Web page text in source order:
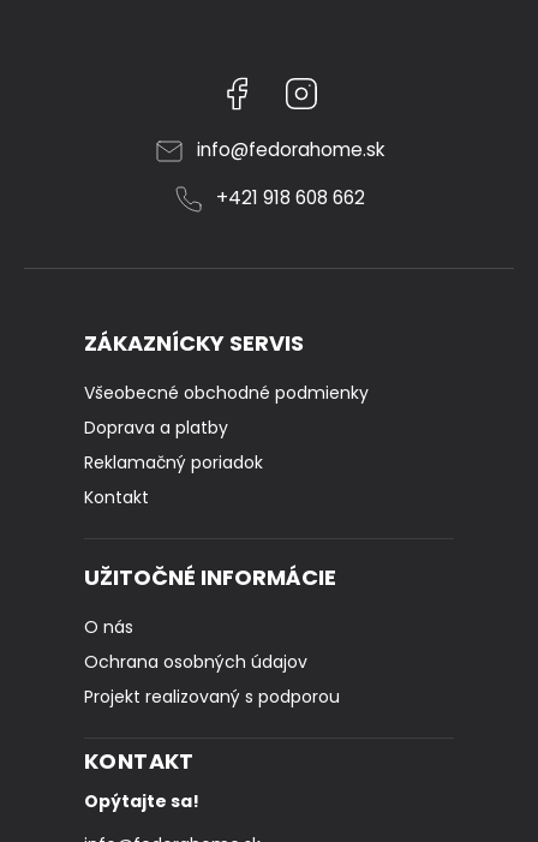
Facebook
info@fedorahome.sk
+421 918 608 662
ZÁKAZNÍCKY SERVIS
Všeobecné obchodné podmienky
Doprava a platby
Reklamačný poriadok
Kontakt
UŽITOČNÉ INFORMÁCIE
O nás
Ochrana osobných údajov
Projekt realizovaný s podporou
KONTAKT
Opýtajte sa!